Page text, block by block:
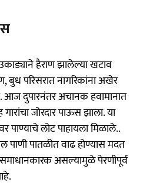
हैराण झालेल्या खटाव
परिसरात नागरिकांना अखेर
आज दुपारनंतर अचानक हवामानात
जोरदार पाऊस झाला. या
पाण्याचे लोट पाहायला मिळाले..
पातळीत वाढ होण्यास मदत
असल्यामुळे पेरणीपूर्व